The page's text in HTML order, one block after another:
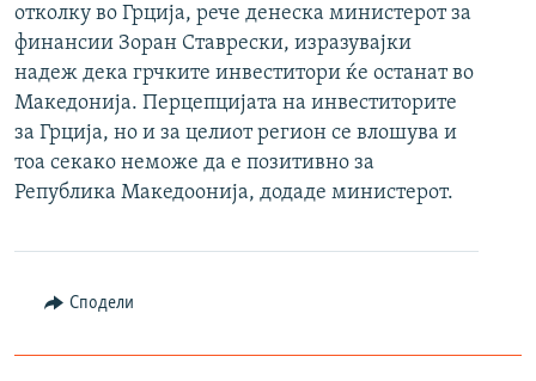
РСЕ веб страници
отколку во Грција, рече денеска министерот за
финансии Зоран Ставрески, изразувајки
надеж дека грчките инвеститори ќе останат во
Македонија. Перцепцијата на инвеститорите
за Грција, но и за целиот регион се влошува и
тоа секако неможе да е позитивно за
Република Македоонија, додаде министерот.
Сподели